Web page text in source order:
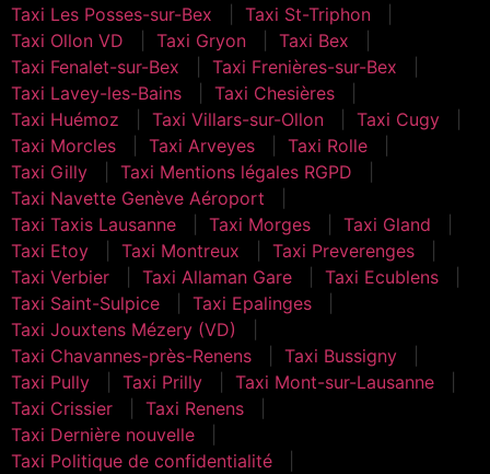
Taxi Les Posses-sur-Bex
Taxi St-Triphon
Taxi Ollon VD
Taxi Gryon
Taxi Bex
Taxi Fenalet-sur-Bex
Taxi Frenières-sur-Bex
Taxi Lavey-les-Bains
Taxi Chesières
Taxi Huémoz
Taxi Villars-sur-Ollon
Taxi Cugy
Taxi Morcles
Taxi Arveyes
Taxi Rolle
Taxi Gilly
Taxi Mentions légales RGPD
Taxi Navette Genève Aéroport
Taxi Taxis Lausanne
Taxi Morges
Taxi Gland
Taxi Etoy
Taxi Montreux
Taxi Preverenges
Taxi Verbier
Taxi Allaman Gare
Taxi Ecublens
Taxi Saint-Sulpice
Taxi Epalinges
Taxi Jouxtens Mézery (VD)
Taxi Chavannes-près-Renens
Taxi Bussigny
Taxi Pully
Taxi Prilly
Taxi Mont-sur-Lausanne
Taxi Crissier
Taxi Renens
Taxi Dernière nouvelle
Taxi Politique de confidentialité